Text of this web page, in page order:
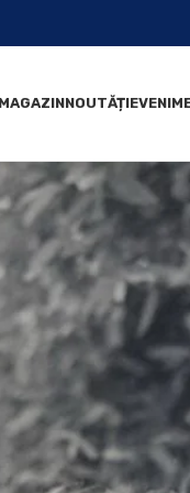
MAGAZINNOUTĂȚI